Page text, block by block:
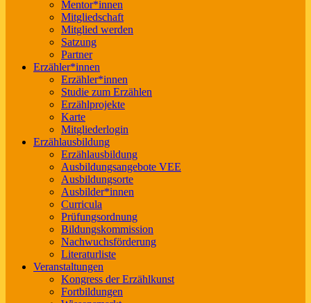
Mentor*innen
Mitgliedschaft
Mitglied werden
Satzung
Partner
Erzähler*innen
Erzähler*innen
Studie zum Erzählen
Erzählprojekte
Karte
Mitgliederlogin
Erzählausbildung
Erzählausbildung
Ausbildungsangebote VEE
Ausbildungsorte
Ausbilder*innen
Curricula
Prüfungsordnung
Bildungskommission
Nachwuchsförderung
Literaturliste
Veranstaltungen
Kongress der Erzählkunst
Fortbildungen